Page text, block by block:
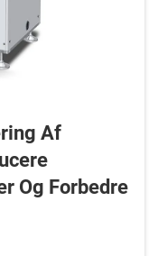
Af
Og Forbedre